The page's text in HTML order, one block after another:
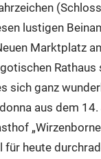
lustigen
Marktplatz
sich ganz
aus dem
heute